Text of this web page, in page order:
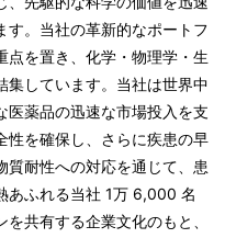
す。当社の革新的なポートフ
点を置き、化学・物理学・生
集しています。当社は世界中
医薬品の迅速な市場投入を支
性を確保し、さらに疾患の早
質耐性への対応を通じて、患
あふれる当社 1万 6,000 名
共有する企業文化のもと、